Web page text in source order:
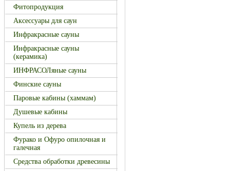
Фитопродукция
Аксессуары для саун
Инфракрасные сауны
Инфракрасные сауны
(керамика)
ИНФРАСОЛяные сауны
Финские сауны
Паровые кабины (хаммам)
Душевые кабины
Купель из дерева
Фурако и Офуро опилочная и
галечная
Средства обработки древесины